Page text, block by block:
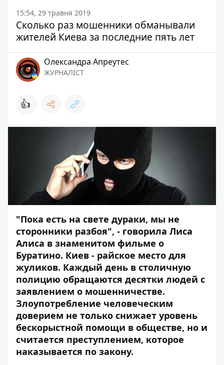
15:54, 29 травня 2019
Сколько раз мошенники обманывали
жителей Киева за последние пять лет
Олександра Апреутес
ЖУРНАЛІСТ
👍
"Пока есть на свете дураки, мы не
сторонники разбоя", - говорила Лиса
Алиса в знаменитом фильме о
Буратино. Киев - райское место для
жуликов. Каждый день в столичную
полицию обращаются десятки людей с
заявлением о мошенничестве.
Злоупотребление человеческим
доверием не только снижает уровень
бескорыстной помощи в обществе, но и
считается преступлением, которое
наказывается по закону.